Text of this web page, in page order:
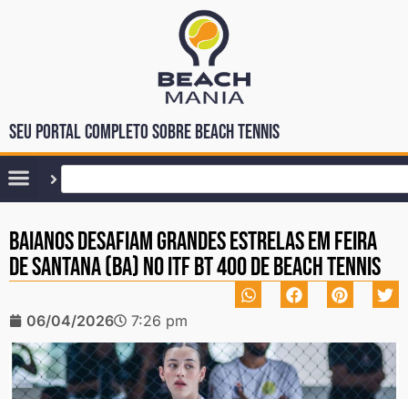
Seu portal completo sobre Beach Tennis
Baianos desafiam grandes estrelas em Feira
de Santana (BA) no ITF BT 400 de Beach Tennis
06/04/2026 7:26 pm